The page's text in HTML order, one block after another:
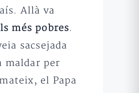
Allà va
més pobres.
sacsejada
maldar per
el Papa